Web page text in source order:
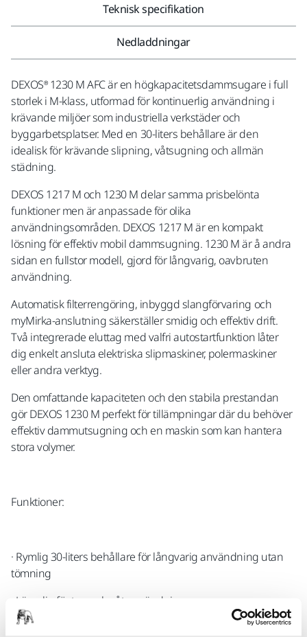
Teknisk specifikation
Nedladdningar
DEXOS® 1230 M AFC är en högkapacitetsdammsugare i full
storlek i M-klass, utformad för kontinuerlig användning i
krävande miljöer som industriella verkstäder och
byggarbetsplatser. Med en 30-liters behållare är den
idealisk för krävande slipning, våtsugning och allmän
städning.
DEXOS 1217 M och 1230 M delar samma prisbelönta
funktioner men är anpassade för olika
användningsområden. DEXOS 1217 M är en kompakt
lösning för effektiv mobil dammsugning. 1230 M är å andra
sidan en fullstor modell, gjord för långvarig, oavbruten
användning.
Automatisk filterrengöring, inbyggd slangförvaring och
myMirka-anslutning säkerställer smidig och effektiv drift.
Två integrerade eluttag med valfri autostartfunktion låter
dig enkelt ansluta elektriska slipmaskiner, polermaskiner
eller andra verktyg.
Den omfattande kapaciteten och den stabila prestandan
gör DEXOS 1230 M perfekt för tillämpningar där du behöver
effektiv dammutsugning och en maskin som kan hantera
stora volymer.
Funktioner:
· Rymlig 30-liters behållare för långvarig användning utan
tömning
· Lämplig för torr och våt användning
· Dammklass M (håller kvar 99,9 % av dammet)